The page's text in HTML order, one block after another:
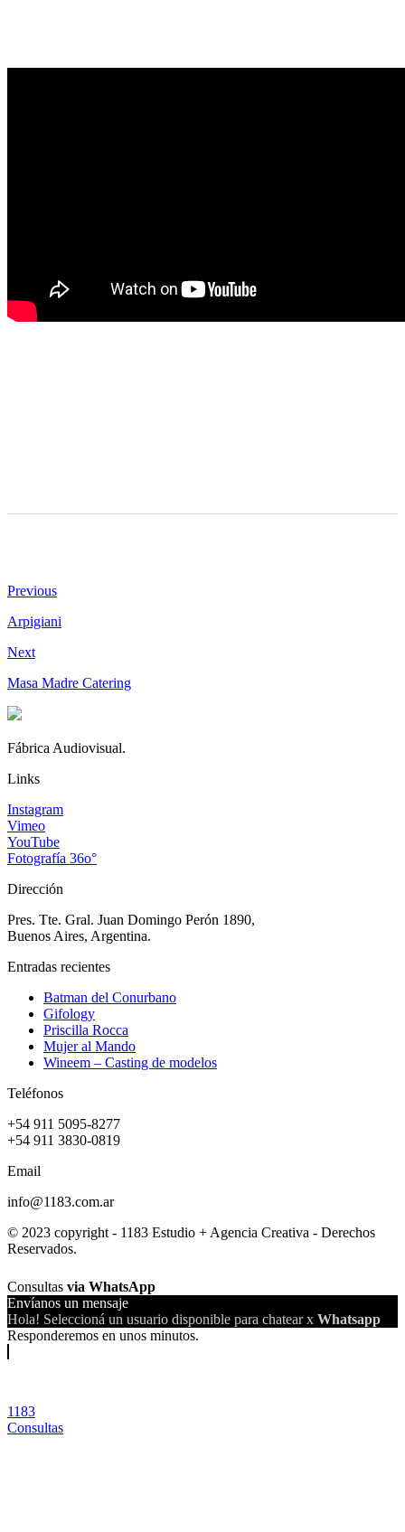
Previous
Arpigiani
Next
Masa Madre Catering
Fábrica Audiovisual.
Links
Instagram
Vimeo
YouTube
Fotografía 36o°
Dirección
Pres. Tte. Gral. Juan Domingo Perón 1890,
Buenos Aires, Argentina.
Entradas recientes
Batman del Conurbano
Gifology
Priscilla Rocca
Mujer al Mando
Wineem – Casting de modelos
Teléfonos
+54 911 5095-8277
+54 911 3830-0819
Email
info@1183.com.ar
© 2023 copyright - 1183 Estudio + Agencia Creativa - Derechos
Reservados.
Consultas via WhatsApp
Envíanos un mensaje
Hola! Seleccioná un usuario disponible para chatear x Whatsapp
Responderemos en unos minutos.
1183
Consultas